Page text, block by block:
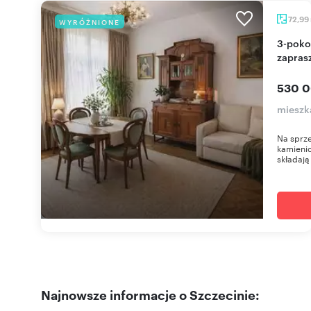
WYRÓŻNIONE 72,99
3-pokojowe mieszkanie w centrum Szczecina
530
Na
Najnowsze informacje o Szczecinie: